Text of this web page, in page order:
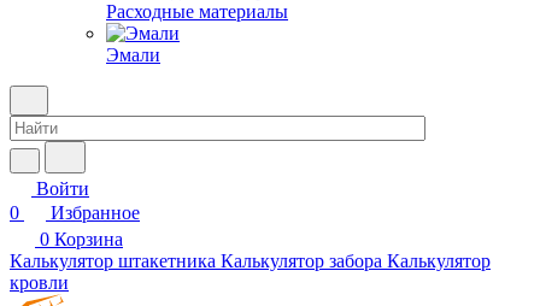
Расходные материалы
Эмали
Войти
0
Избранное
0 Корзина
Калькулятор штакетника Калькулятор забора Калькулятор
кровли